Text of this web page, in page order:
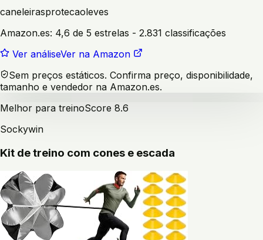
caneleirasprotecaoleves
Amazon.es: 4,6 de 5 estrelas - 2.831 classificações
Ver análiseVer na Amazon
Sem preços estáticos. Confirma preço, disponibilidade,
tamanho e vendedor na Amazon.es.
Melhor para treinoScore 8.6
Sockywin
Kit de treino com cones e escada